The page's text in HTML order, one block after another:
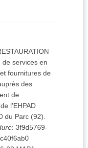
de services en
fournitures de
des
de
l'EHPAD
du Parc (92).
: 3f9d5769-